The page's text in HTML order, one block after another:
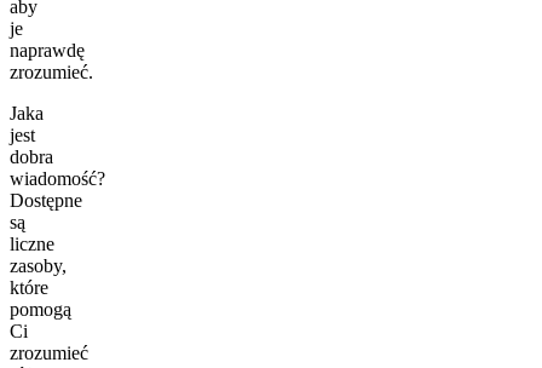
aby
je
naprawdę
zrozumieć.
Jaka
jest
dobra
wiadomość?
Dostępne
są
liczne
zasoby,
które
pomogą
Ci
zrozumieć